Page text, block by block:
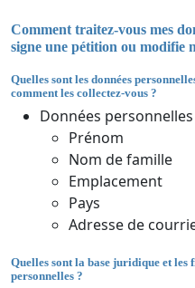
Comment traitez-vous mes
signe une pétition ou modifie
Quelles sont les données
comment les collectez-vous ?
Données
Prénom
Nom de famille
Emplacement
Pays
Adresse de
Quelles sont la base juridique et les
personnelles ?